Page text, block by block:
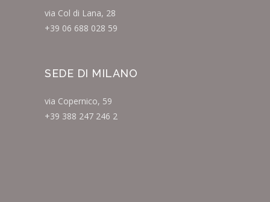
via Col di Lana, 28
+39 06 688 028 59
SEDE DI MILANO
via Copernico, 59
+39 388 247 246 2